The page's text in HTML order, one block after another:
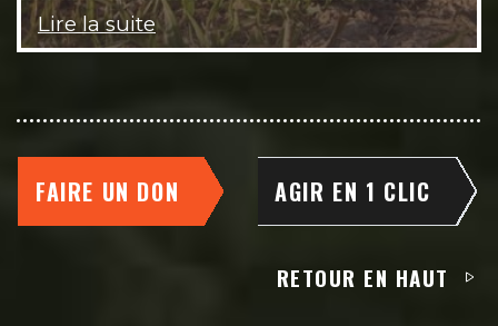
Lire la suite
FAIRE UN DON AGIR EN 1 CLIC
RETOUR EN HAUT